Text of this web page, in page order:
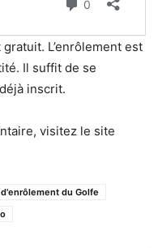
L’enrôlement est
Il suffit de se
inscrit.
visitez le site
du Golfe